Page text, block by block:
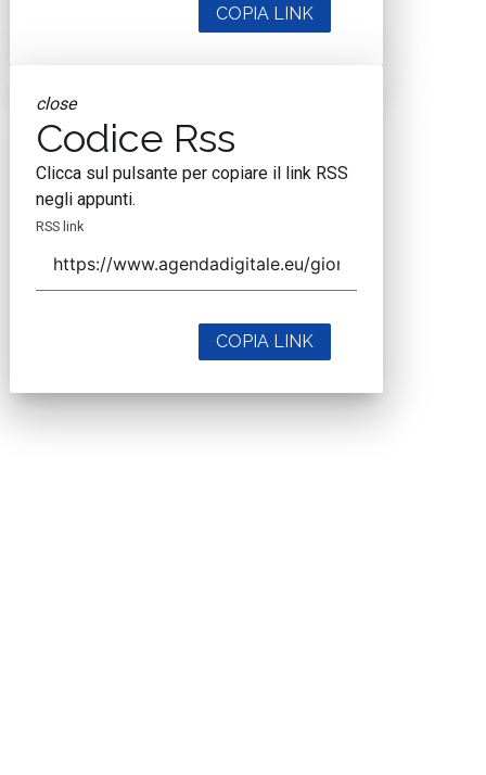
COPIA LINK
close
Codice Rss
Clicca sul pulsante per copiare il link RSS
negli appunti.
RSS link
COPIA LINK